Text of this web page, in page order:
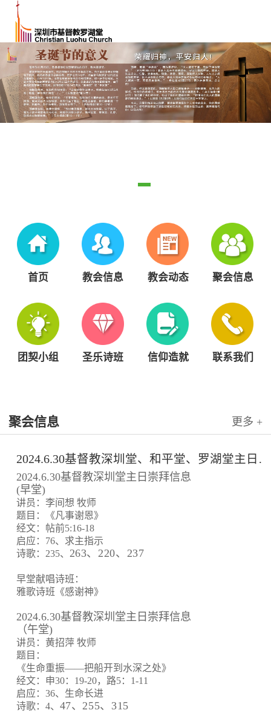
首页 教会信息 教会动态 聚会信息
团契小组 圣乐诗班 信仰造就 联系我们
聚会信息 更多 +
2024.6.30基督教深圳堂、和平堂、罗湖堂主日崇拜信息
2024.6.30基督教深圳堂主日崇拜信息
(早堂)
讲员：李间想 牧师
题目：《凡事谢恩》
经文：帖前5:16-18
启应：76、求主指示
诗歌：235、 263、220、237
早堂献唱诗班：
雅歌诗班《感谢神》
2024.6.30基督教深圳堂主日崇拜信息
（午堂)
讲员：黄招萍 牧师
题目：
《生命重振——把船开到水深之处》
经文：申30：19-20，路5：1-11
启应：36、生命长进
诗歌：4、 47、255、315